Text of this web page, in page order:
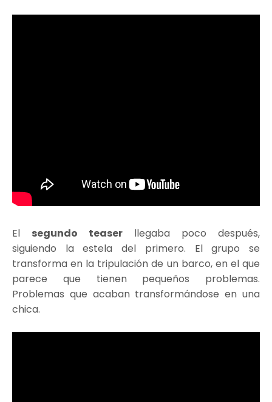
El segundo teaser llegaba poco después,
siguiendo la estela del primero. El grupo se
transforma en la tripulación de un barco, en el que
parece que tienen pequeños problemas.
Problemas que acaban transformándose en una
chica.